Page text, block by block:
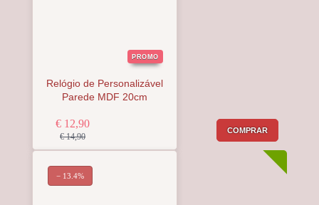
PROMO
Relógio de Personalizável
Parede MDF 20cm
€ 12,90
€ 14,90
COMPRAR
− 13.4%